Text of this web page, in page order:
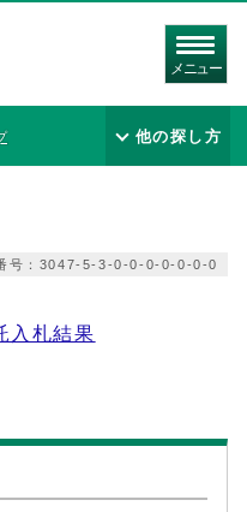
メニュー
他の探し方
号：3047-5-3-0-0-0-0-0-0-0
入札結果